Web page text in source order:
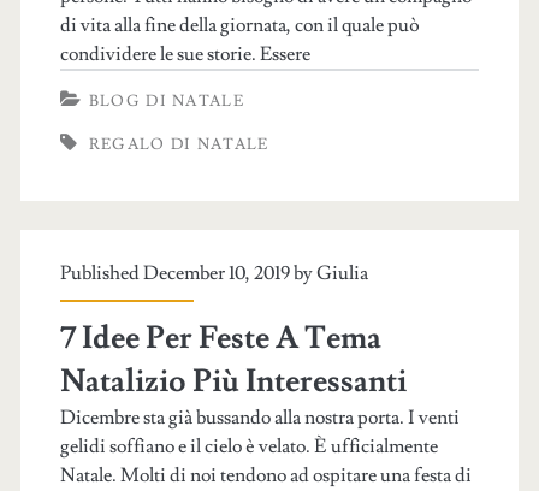
di vita alla fine della giornata, con il quale può
condividere le sue storie. Essere
BLOG DI NATALE
REGALO DI NATALE
Published December 10, 2019 byGiulia
7 Idee Per Feste A Tema
Natalizio Più Interessanti
Dicembre sta già bussando alla nostra porta. I venti
gelidi soffiano e il cielo è velato. È ufficialmente
Natale. Molti di noi tendono ad ospitare una festa di